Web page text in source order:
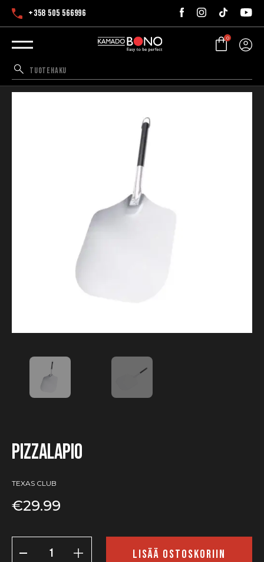
+358 505 566996
0
Pizzalapio
TEXAS CLUB
€29.99
Pizzalapio
määrä
LISÄÄ OSTOSKORIIN